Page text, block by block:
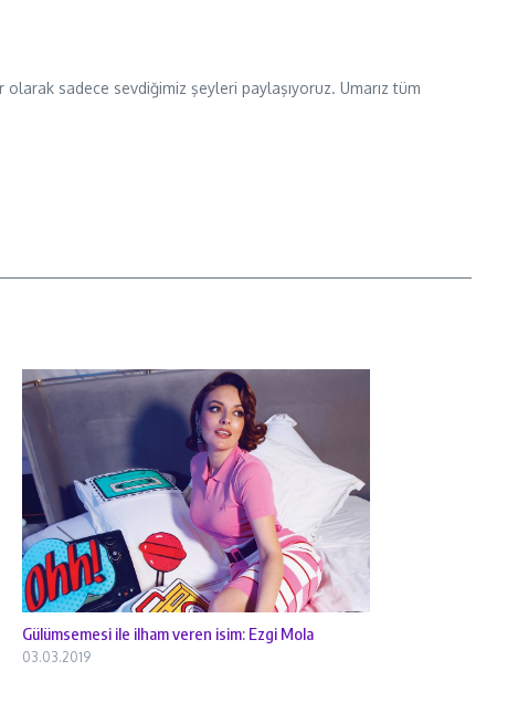
sadece sevdiğimiz şeyleri paylaşıyoruz. Umarız tüm
Gülümsemesi ile ilham veren isim: Ezgi Mola
03.03.2019